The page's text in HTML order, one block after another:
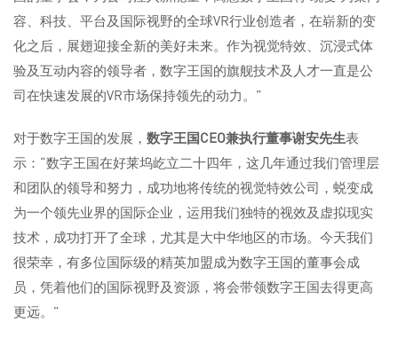
容、科技、平台及国际视野的全球VR行业创造者，在崭新的变
化之后，展翅迎接全新的美好未来。作为视觉特效、沉浸式体
验及互动内容的领导者，数字王国的旗舰技术及人才一直是公
司在快速发展的VR市场保持领先的动力。”
对于数字王国的发展， 数字王国CEO兼执行董事谢安先生表
示：“数字王国在好莱坞屹立二十四年，这几年通过我们管理层
和团队的领导和努力，成功地将传统的视觉特效公司，蜕变成
为一个领先业界的国际企业，运用我们独特的视效及虚拟现实
技术，成功打开了全球，尤其是大中华地区的市场。今天我们
很荣幸，有多位国际级的精英加盟成为数字王国的董事会成
员，凭着他们的国际视野及资源，将会带领数字王国去得更高
更远。”